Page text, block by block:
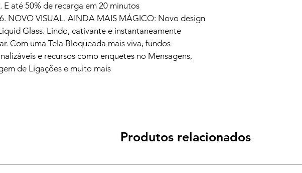
E até 50% de recarga em 20 minutos
NOVO VISUAL. AINDA MAIS MÁGICO: Novo design
Glass. Lindo, cativante e instantaneamente
Com uma Tela Bloqueada mais viva, fundos
e recursos como enquetes no Mensagens,
de Ligações e muito mais
Produtos relacionados